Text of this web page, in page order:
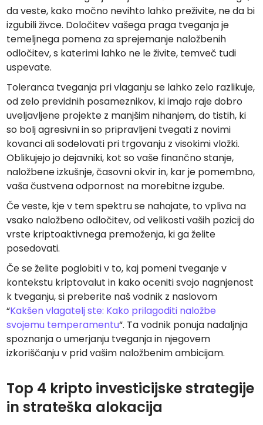
da veste, kako močno nevihto lahko preživite, ne da bi
izgubili živce. Določitev vašega praga tveganja je
temeljnega pomena za sprejemanje naložbenih
odločitev, s katerimi lahko ne le živite, temveč tudi
uspevate.
Toleranca tveganja pri vlaganju se lahko zelo razlikuje,
od zelo previdnih posameznikov, ki imajo raje dobro
uveljavljene projekte z manjšim nihanjem, do tistih, ki
so bolj agresivni in so pripravljeni tvegati z novimi
kovanci ali sodelovati pri trgovanju z visokimi vložki.
Oblikujejo jo dejavniki, kot so vaše finančno stanje,
naložbene izkušnje, časovni okvir in, kar je pomembno,
vaša čustvena odpornost na morebitne izgube.
Če veste, kje v tem spektru se nahajate, to vpliva na
vsako naložbeno odločitev, od velikosti vaših pozicij do
vrste kriptoaktivnega premoženja, ki ga želite
posedovati.
Če se želite poglobiti v to, kaj pomeni tveganje v
kontekstu kriptovalut in kako oceniti svojo nagnjenost
k tveganju, si preberite naš vodnik z naslovom
“Kakšen vlagatelj ste: Kako prilagoditi naložbe
svojemu temperamentu“. Ta vodnik ponuja nadaljnja
spoznanja o umerjanju tveganja in njegovem
izkoriščanju v prid vašim naložbenim ambicijam.
Top 4 kripto investicijske strategije
in strateška alokacija